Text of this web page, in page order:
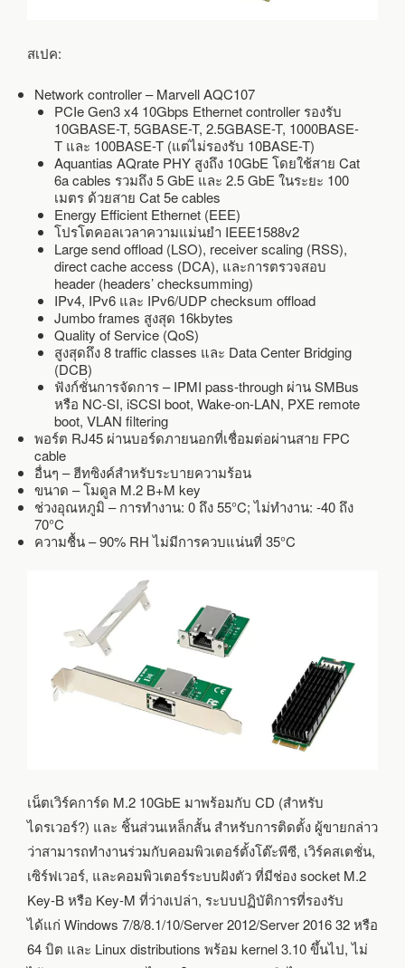
สเปค:
Network controller – Marvell AQC107
PCIe Gen3 x4 10Gbps Ethernet controller รองรับ
10GBASE-T, 5GBASE-T, 2.5GBASE-T, 1000BASE-
T และ 100BASE-T (แต่ไม่รองรับ 10BASE-T)
Aquantias AQrate PHY สูงถึง 10GbE โดยใช้สาย Cat
6a cables รวมถึง 5 GbE และ 2.5 GbE ในระยะ 100
เมตร ด้วยสาย Cat 5e cables
Energy Efficient Ethernet (EEE)
โปรโตคอลเวลาความแม่นยำ IEEE1588v2
Large send offload (LSO), receiver scaling (RSS),
direct cache access (DCA), และการตรวจสอบ
header (headers’ checksumming)
IPv4, IPv6 และ IPv6/UDP checksum offload
Jumbo frames สูงสุด 16kbytes
Quality of Service (QoS)
สูงสุดถึง 8 traffic classes และ Data Center Bridging
(DCB)
ฟังก์ชั่นการจัดการ – IPMI pass-through ผ่าน SMBus
หรือ NC-SI, iSCSI boot, Wake-on-LAN, PXE remote
boot, VLAN filtering
พอร์ต RJ45 ผ่านบอร์ดภายนอกที่เชื่อมต่อผ่านสาย FPC
cable
อื่นๆ – ฮีทซิงค์สำหรับระบายความร้อน
ขนาด – โมดูล M.2 B+M key
ช่วงอุณหภูมิ – การทำงาน: 0 ถึง 55°C; ไม่ทำงาน: -40 ถึง
70°C
ความชื้น – 90% RH ไม่มีการควบแน่นที่ 35°C
เน็ตเวิร์คการ์ด M.2 10GbE มาพร้อมกับ CD (สำหรับ
ไดรเวอร์?) และ ชิ้นส่วนเหล็กสั้น สำหรับการติดตั้ง ผู้ขายกล่าว
ว่าสามารถทำงานร่วมกับคอมพิวเตอร์ตั้งโต๊ะพีซี, เวิร์คสเตชั่น,
เซิร์ฟเวอร์, และคอมพิวเตอร์ระบบฝังตัว ที่มีช่อง socket M.2
Key-B หรือ Key-M ที่ว่างเปล่า, ระบบปฏิบัติการที่รองรับ
ได้แก่ Windows 7/8/8.1/10/Server 2012/Server 2016 32 หรือ
64 บิต และ Linux distributions พร้อม kernel 3.10 ขึ้นไป, ไม่